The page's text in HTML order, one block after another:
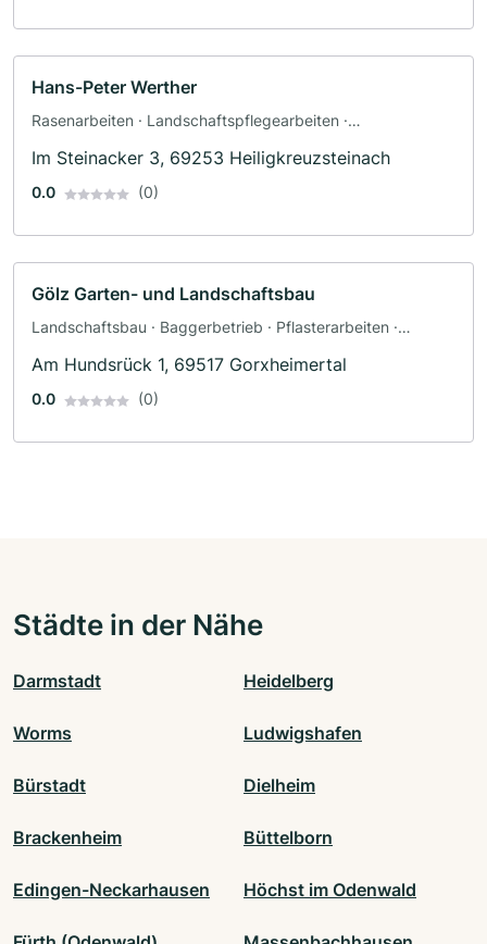
Hans-Peter Werther
Rasenarbeiten · Landschaftspflegearbeiten ·
Im Steinacker 3, 69253 Heiligkreuzsteinach
0.0 (0)
Gölz Garten- und Landschaftsbau
Landschaftsbau · Baggerbetrieb · Pflasterarbeiten ·
Am Hundsrück 1, 69517 Gorxheimertal
0.0 (0)
Städte in der Nähe
Darmstadt Heidelberg
Worms Ludwigshafen
Bürstadt Dielheim
Brackenheim Büttelborn
Edingen-Neckarhausen Höchst im Odenwald